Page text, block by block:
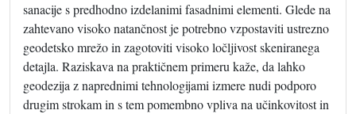
sanacije s predhodno izdelanimi fasadnimi elementi. Glede na
zahtevano visoko natančnost je potrebno vzpostaviti ustrezno
geodetsko mrežo in zagotoviti visoko ločljivost skeniranega
detajla. Raziskava na praktičnem primeru kaže, da lahko
geodezija z naprednimi tehnologijami izmere nudi podporo
drugim strokam in s tem pomembno vpliva na učinkovitost in